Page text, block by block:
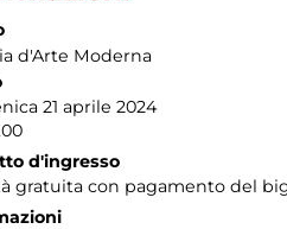
d'Arte Moderna
21 aprile 2024
d'ingresso
gratuita con pagamento del